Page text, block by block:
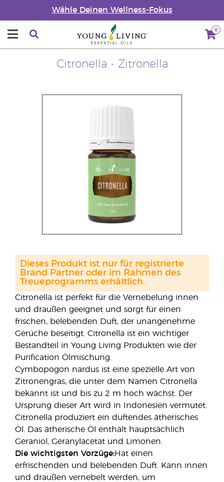
Wähle Deinen Wellness-Fokus
0
Citronella - Zitronella
Citronella ist perfekt für die Vernebelung innen
und draußen geeignet und sorgt für einen
frischen, belebenden Duft, der unangenehme
Gerüche beseitigt. Citronella ist ein wichtiger
Bestandteil in Young Living Produkten wie der
Purification Ölmischung.
Cymbopogon nardus ist eine spezielle Art von
Zitronengras, die unter dem Namen Citronella
bekannt ist und bis zu 2 m hoch wächst. Der
Ursprung dieser Art wird in Indonesien vermutet.
Citronella produziert ein duftendes ätherisches
Öl. Das ätherische Öl enthält hauptsächlich
Geraniol, Geranylacetat und Limonen.
Die wichtigsten Vorzüge:Hat einen
erfrischenden und belebenden Duft. Kann innen
und draußen vernebelt werden, um
Dieses Produkt ist nur für registrierte
Brand Partner oder im Rahmen des
Treueprogramms erhältlich.